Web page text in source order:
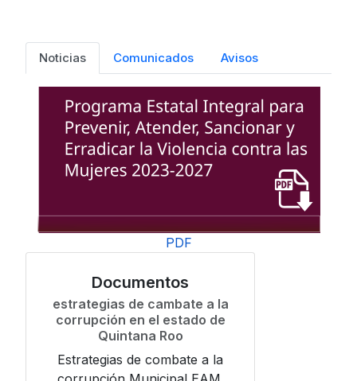
Noticias Comunicados Avisos
PDF
Documentos
estrategias de cambate a la
corrupción en el estado de
Quintana Roo
Estrategias de combate a la